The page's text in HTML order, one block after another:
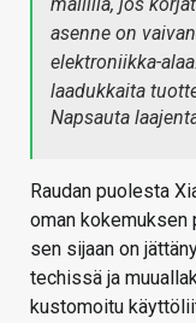
asenne on
elektroniikka-
laadukkaita
Napsauta
Raudan puolesta
oman kokemuksen
sen sijaan on
techissä ja
kustomoitu